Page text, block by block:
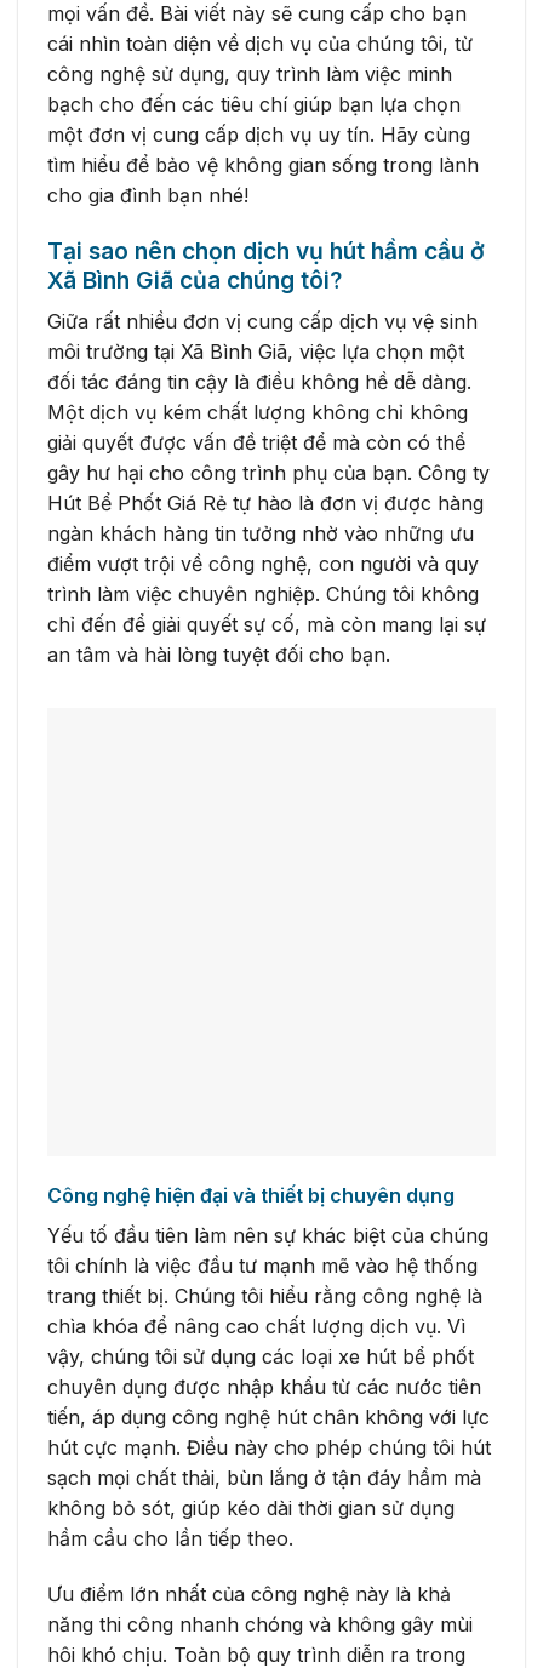
mọi vấn đề. Bài viết này sẽ cung cấp cho bạn
cái nhìn toàn diện về dịch vụ của chúng tôi, từ
công nghệ sử dụng, quy trình làm việc minh
bạch cho đến các tiêu chí giúp bạn lựa chọn
một đơn vị cung cấp dịch vụ uy tín. Hãy cùng
tìm hiểu để bảo vệ không gian sống trong lành
cho gia đình bạn nhé!
Tại sao nên chọn dịch vụ hút hầm cầu ở
Xã Bình Giã của chúng tôi?
Giữa rất nhiều đơn vị cung cấp dịch vụ vệ sinh
môi trường tại Xã Bình Giã, việc lựa chọn một
đối tác đáng tin cậy là điều không hề dễ dàng.
Một dịch vụ kém chất lượng không chỉ không
giải quyết được vấn đề triệt để mà còn có thể
gây hư hại cho công trình phụ của bạn. Công ty
Hút Bể Phốt Giá Rẻ tự hào là đơn vị được hàng
ngàn khách hàng tin tưởng nhờ vào những ưu
điểm vượt trội về công nghệ, con người và quy
trình làm việc chuyên nghiệp. Chúng tôi không
chỉ đến để giải quyết sự cố, mà còn mang lại sự
an tâm và hài lòng tuyệt đối cho bạn.
Công nghệ hiện đại và thiết bị chuyên dụng
Yếu tố đầu tiên làm nên sự khác biệt của chúng
tôi chính là việc đầu tư mạnh mẽ vào hệ thống
trang thiết bị. Chúng tôi hiểu rằng công nghệ là
chìa khóa để nâng cao chất lượng dịch vụ. Vì
vậy, chúng tôi sử dụng các loại xe hút bể phốt
chuyên dụng được nhập khẩu từ các nước tiên
tiến, áp dụng công nghệ hút chân không với lực
hút cực mạnh. Điều này cho phép chúng tôi hút
sạch mọi chất thải, bùn lắng ở tận đáy hầm mà
không bỏ sót, giúp kéo dài thời gian sử dụng
hầm cầu cho lần tiếp theo.
Ưu điểm lớn nhất của công nghệ này là khả
năng thi công nhanh chóng và không gây mùi
hôi khó chịu. Toàn bộ quy trình diễn ra trong